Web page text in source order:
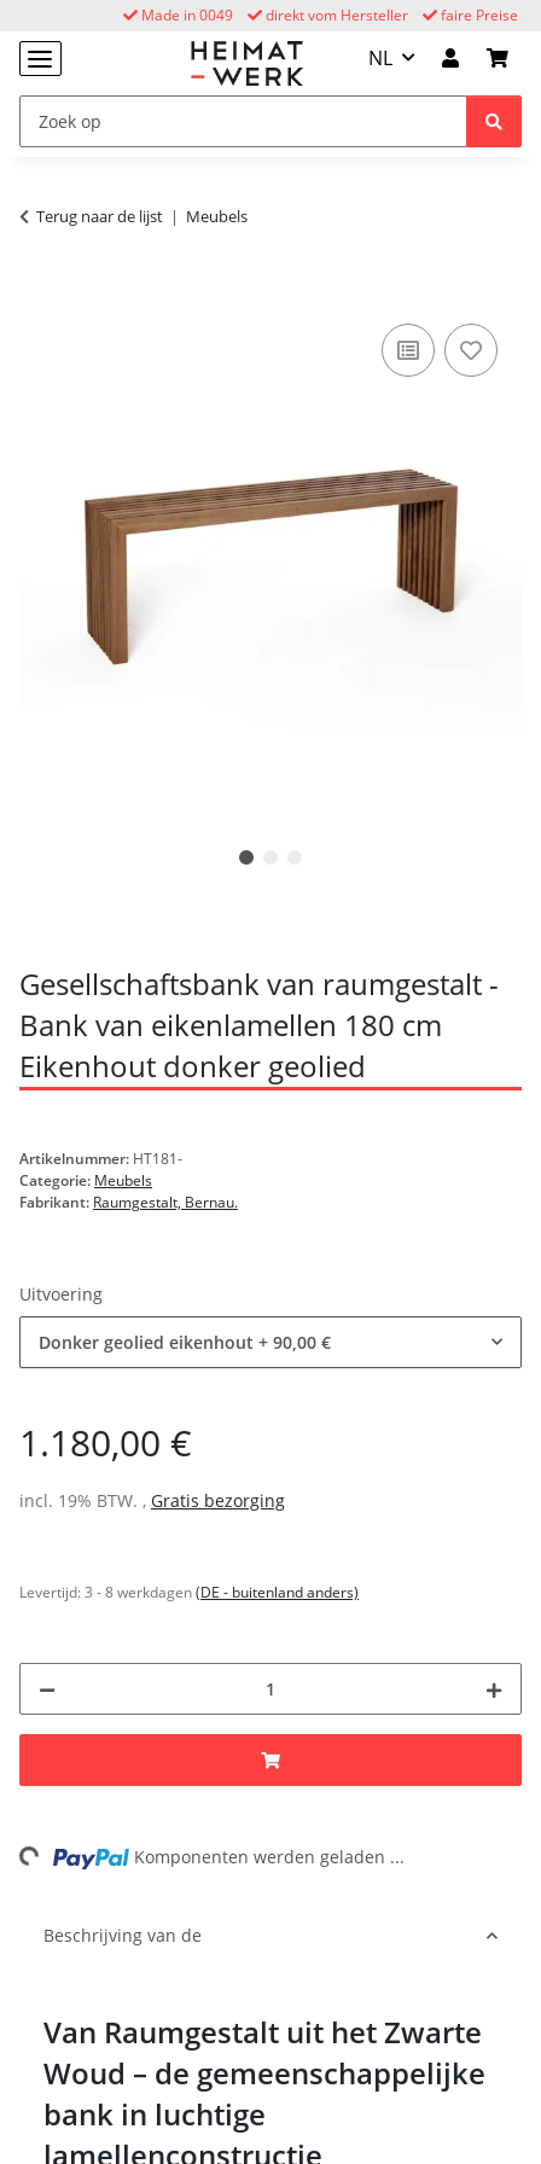
faire Preise
direkt vom Hersteller
Made in 0049
NL
Terug naar de lijst Meubels
Gesellschaftsbank van raumgestalt -
Bank van eikenlamellen 180 cm
Eikenhout donker geolied
Artikelnummer: HT181-
Categorie: Meubels
Fabrikant: Raumgestalt, Bernau.
Uitvoering
Donker geolied eikenhout + 90,00 €
1.180,00 €
incl. 19% BTW. , Gratis bezorging
Levertijd:3 - 8 werkdagen(DE - buitenland anders)
Komponenten werden geladen ...
Beschrijving van de
Van Raumgestalt uit het Zwarte
Woud – de gemeenschappelijke
bank in luchtige
lamellenconstructie